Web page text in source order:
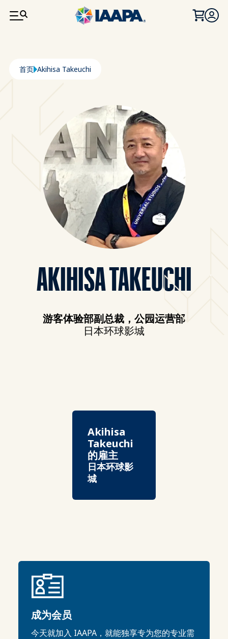
跳转到主要内容
面包屑
首页 Akihisa Takeuchi
AKIHISA TAKEUCHI
游客体验部副总裁，公园运营部
日本环球影城
Akihisa
Takeuchi
的雇主
日本环球影
城
成为会员
今天就加入 IAAPA，就能独享专为您的专业需